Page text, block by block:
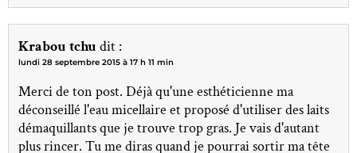
Krabou tchu dit :
lundi 28 septembre 2015 à 17 h 11 min
Merci de ton post. Déjà qu'une esthéticienne ma
déconseillé l'eau micellaire et proposé d'utiliser des laits
démaquillants que je trouve trop gras. Je vais d'autant
plus rincer. Tu me diras quand je pourrai sortir ma tête